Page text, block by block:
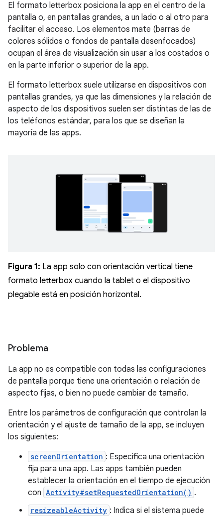
El formato letterbox posiciona la app en el centro de la
pantalla o, en pantallas grandes, a un lado o al otro para
facilitar el acceso. Los elementos mate (barras de
colores sólidos o fondos de pantalla desenfocados)
ocupan el área de visualización sin usar a los costados o
en la parte inferior o superior de la app.
El formato letterbox suele utilizarse en dispositivos con
pantallas grandes, ya que las dimensiones y la relación de
aspecto de los dispositivos suelen ser distintas de las de
los teléfonos estándar, para los que se diseñan la
mayoría de las apps.
Figura 1: La app solo con orientación vertical tiene
formato letterbox cuando la tablet o el dispositivo
plegable está en posición horizontal.
Problema
La app no es compatible con todas las configuraciones
de pantalla porque tiene una orientación o relación de
aspecto fijas, o bien no puede cambiar de tamaño.
Entre los parámetros de configuración que controlan la
orientación y el ajuste de tamaño de la app, se incluyen
los siguientes:
screenOrientation : Especifica una orientación
fija para una app. Las apps también pueden
establecer la orientación en el tiempo de ejecución
con Activity#setRequestedOrientation() .
resizeableActivity : Indica si el sistema puede